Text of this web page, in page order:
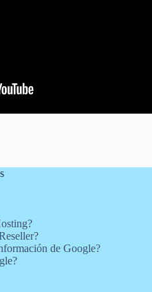
de Google?